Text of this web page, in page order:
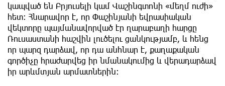
կապված են Բրյուսելի կամ Վաշինգտոնի «մեղմ ուժի»
հետ։ Հնարավոր է, որ Փաշինյանի եվրասիական
վեկտորը պայմանավորված էր ղարաբաղի հարցը
Ռուսաստանի հաշվին լուծելու ցանկությամբ, և հենց
որ պարզ դարձավ, որ դա անհնար է, քաղաքական
գործիչը հրաժարվեց իր նմանակումից և վերադարձավ
իր արևմտյան արմատներին։